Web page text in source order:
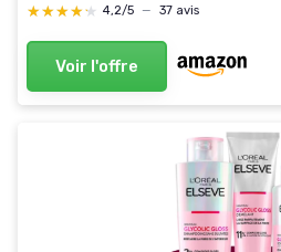
★★★★★
★★★★★ 4,2/5 — 37 avis
Voir l'offre